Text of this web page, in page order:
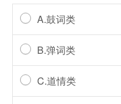
A.鼓词类
B.弹词类
C.道情类